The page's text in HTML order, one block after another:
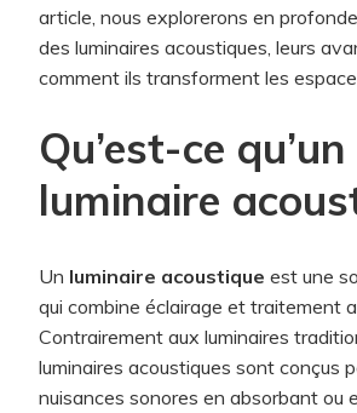
article, nous explorerons en
des luminaires acoustiques, leurs
comment ils transforment les
Qu’est-ce qu’un
luminaire
Un luminaire acoustique est une
qui combine éclairage et traitement
Contrairement aux luminaires
luminaires acoustiques sont conçus
nuisances sonores en absorbant ou